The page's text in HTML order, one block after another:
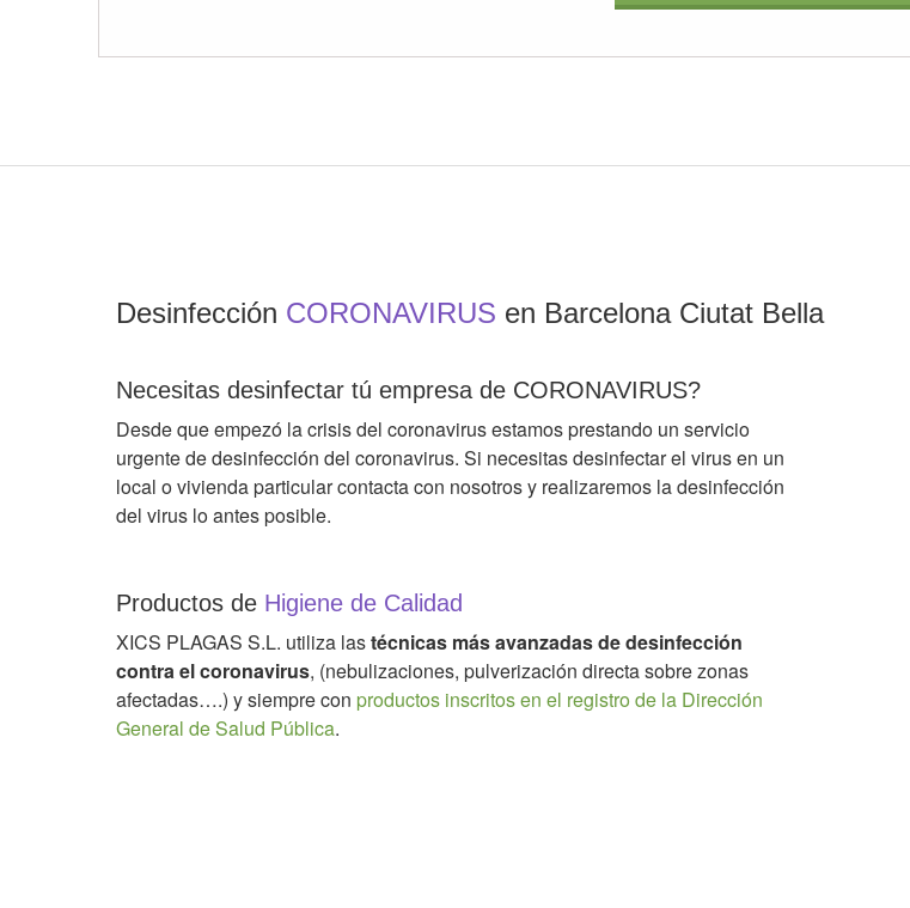
Desinfección CORONAVIRUS en Barcelona Ciutat Bella
Necesitas desinfectar tú empresa de CORONAVIRUS?
Desde que empezó la crisis del coronavirus estamos prestando un servicio
urgente de desinfección del coronavirus. Si necesitas desinfectar el virus en un
local o vivienda particular contacta con nosotros y realizaremos la desinfección
del virus lo antes posible.
Productos de Higiene de Calidad
XICS PLAGAS S.L. utiliza lastécnicas más avanzadas de desinfección
contra el coronavirus, (nebulizaciones, pulverización directa sobre zonas
afectadas….) y siempre con productos inscritos en el registro de la Dirección
General de Salud Pública.